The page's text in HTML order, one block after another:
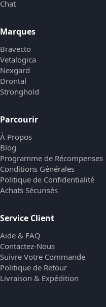
Chat
Marques
Bravecto
Vetalogica
Nexgard
Drontal
Stronghold
Parcourir
À Propos
Blog
Programme de Récompenses
Conditions Générales
Politique de Confidentialité
Achats Sécurisés
Service Client
Aide & FAQ
Contactez-Nous
Suivre Votre Commande
Politique de Retour
Livraison & Expédition